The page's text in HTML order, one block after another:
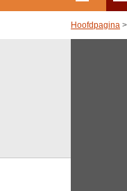
Hoofdpagina >